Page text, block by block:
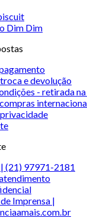
Dim Dim
e devolução
- retirada
(21) 97971-2181
Imprensa |